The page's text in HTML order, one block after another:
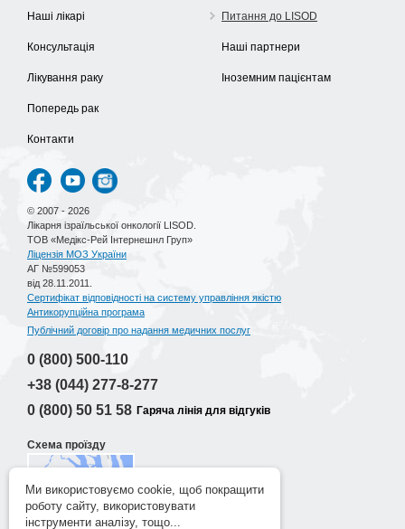
Наші лікарі
Консультація
Лікування раку
Попередь рак
Контакти
Питання до LISOD
Наші партнери
Іноземним пацієнтам
© 2007 - 2026
Лікарня ізраїльської онкології LISOD.
ТОВ «Медікс-Рей Інтернешнл Груп»
Ліцензія МОЗ України
АГ №599053
від 28.11.2011.
Сертифікат відповідності на систему управління якістю
Антикорупційна програма
Публічний договір про надання медичних послуг
0 (800) 500-110
+38 (044) 277-8-277
0 (800) 50 51 58 Гаряча лінія для відгуків
Схема проїзду
Розробка сайту
Ми використовуємо cookie, щоб покращити
роботу сайту, використовувати
інструменти аналізу, тощо...